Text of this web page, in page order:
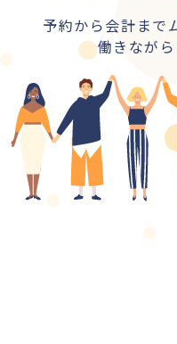
予約から会計まで
働きなが